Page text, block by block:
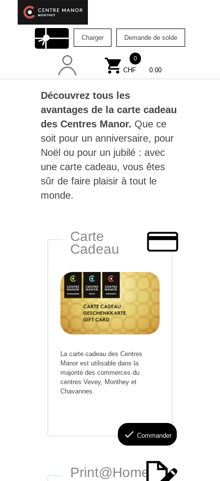
Charger Demande de solde
0
shopping_cart CHF 0.00
Découvrez tous les
avantages de la carte cadeau
des Centres Manor. Que ce
soit pour un anniversaire, pour
Noël ou pour un jubilé : avec
une carte cadeau, vous êtes
sûr de faire plaisir à tout le
monde.
Carte
Cadeau
La carte cadeau des Centres
Manor est utilisable dans la
majorité des commerces du
centres Vevey, Monthey et
Chavannes.
check Commander
Print@Home